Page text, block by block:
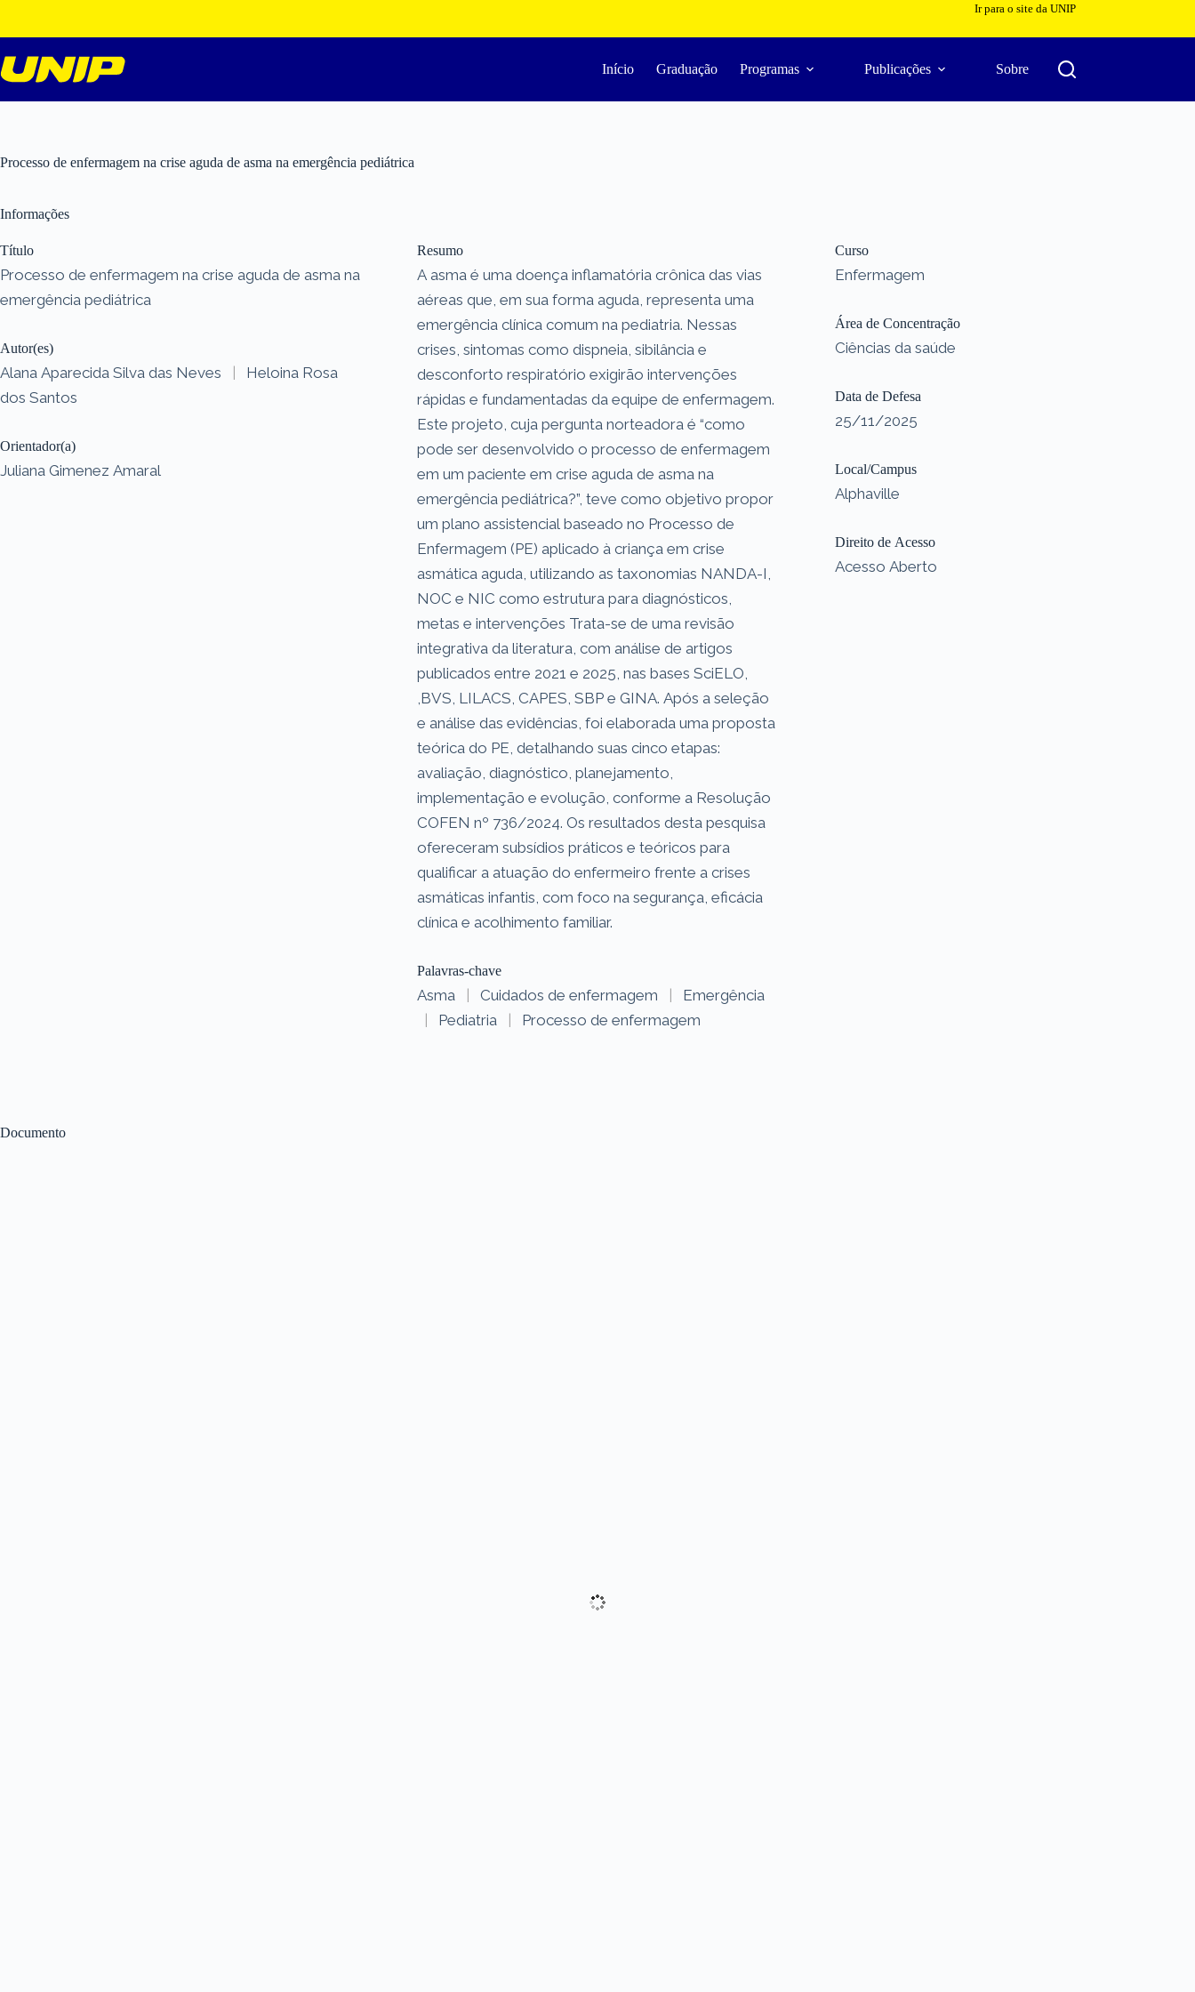
o
conteúdo
Ir para o site da UNIP
Início Graduação Programas Publicações Sobre
Processo de enfermagem na crise aguda de asma na emergência pediátrica
Documento
Informações
Título
Processo de enfermagem na crise aguda de asma na
emergência pediátrica
Autor(es)
Alana Aparecida Silva das Neves |
Heloina Rosa
dos Santos
Orientador(a)
Juliana Gimenez Amaral
Resumo
A asma é uma doença inflamatória crônica das vias
aéreas que, em sua forma aguda, representa uma
emergência clínica comum na pediatria. Nessas
crises, sintomas como dispneia, sibilância e
desconforto respiratório exigirão intervenções
rápidas e fundamentadas da equipe de enfermagem.
Este projeto, cuja pergunta norteadora é “como
pode ser desenvolvido o processo de enfermagem
em um paciente em crise aguda de asma na
emergência pediátrica?”, teve como objetivo propor
um plano assistencial baseado no Processo de
Enfermagem (PE) aplicado à criança em crise
asmática aguda, utilizando as taxonomias NANDA-I,
NOC e NIC como estrutura para diagnósticos,
metas e intervenções Trata-se de uma revisão
integrativa da literatura, com análise de artigos
publicados entre 2021 e 2025, nas bases SciELO,
,BVS, LILACS, CAPES, SBP e GINA. Após a seleção
e análise das evidências, foi elaborada uma proposta
teórica do PE, detalhando suas cinco etapas:
avaliação, diagnóstico, planejamento,
implementação e evolução, conforme a Resolução
COFEN nº 736/2024. Os resultados desta pesquisa
ofereceram subsídios práticos e teóricos para
qualificar a atuação do enfermeiro frente a crises
asmáticas infantis, com foco na segurança, eficácia
clínica e acolhimento familiar.
Palavras-chave
Asma | Cuidados de enfermagem |
Emergência
|
Pediatria | Processo de enfermagem
Curso
Enfermagem
Área de Concentração
Ciências da saúde
Data de Defesa
25/11/2025
Local/Campus
Alphaville
Direito de Acesso
Acesso Aberto